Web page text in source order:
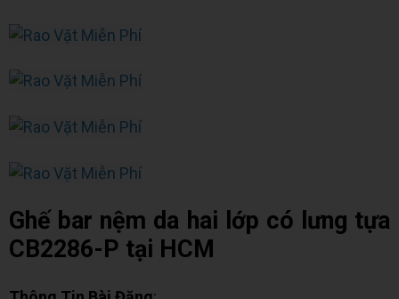
Ghế bar nệm da hai lớp có lưng tựa
CB2286-P tại HCM